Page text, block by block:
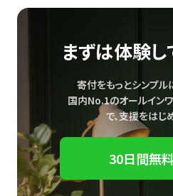
まずは体験し
寄付をもっとシンプル
国内No.1のオールイン
で、支援をはじ
30日間無